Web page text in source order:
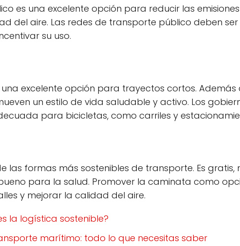
es una excelente opción para reducir las
del aire. Las redes de transporte público deben
su uso.
una excelente opción para trayectos cortos.
un estilo de vida saludable y activo. Los
para bicicletas, como carriles y
las formas más sostenibles de transporte. Es
para la salud. Promover la caminata como
y mejorar la calidad del aire.
la logística sostenible?
marítimo: todo lo que necesitas saber